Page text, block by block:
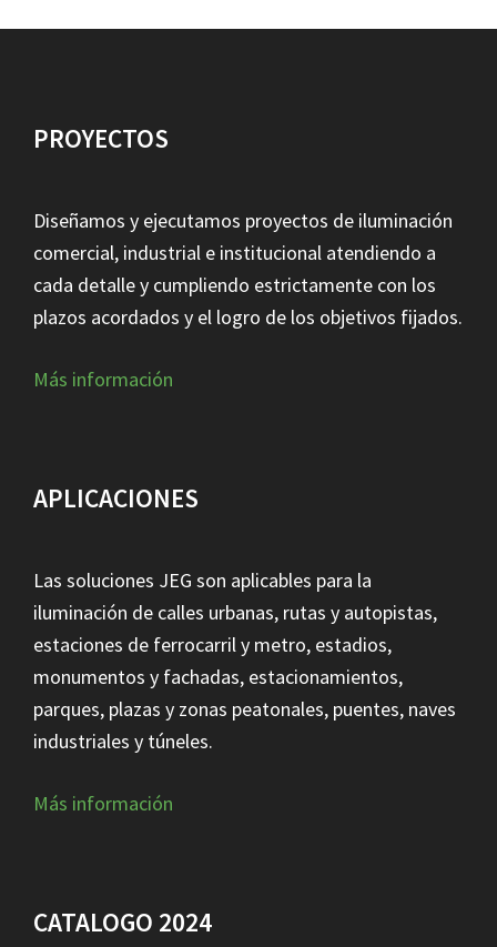
PROYECTOS
Diseñamos y ejecutamos proyectos de iluminación
comercial, industrial e institucional atendiendo a
cada detalle y cumpliendo estrictamente con los
plazos acordados y el logro de los objetivos fijados.
Más información
APLICACIONES
Las soluciones JEG son aplicables para la
iluminación de calles urbanas, rutas y autopistas,
estaciones de ferrocarril y metro, estadios,
monumentos y fachadas, estacionamientos,
parques, plazas y zonas peatonales, puentes, naves
industriales y túneles.
Más información
CATALOGO 2024